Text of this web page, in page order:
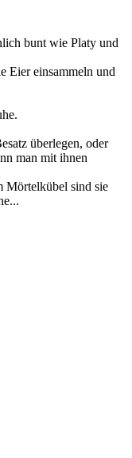
bunt wie Platy und
Eier einsammeln und
überlegen, oder
man mit ihnen
Mörtelkübel sind sie